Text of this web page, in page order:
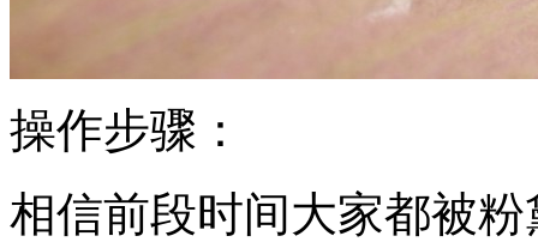
操作步骤：
相信前段时间大家都被